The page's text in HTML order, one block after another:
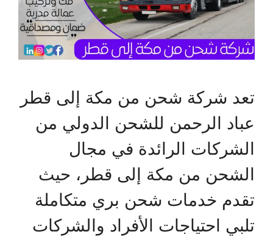
تعد شركة شحن من مكة إلى قطر
عباد الرحمن للشحن الدولي من
الشركات الرائدة في مجال
الشحن من مكة إلى قطر، حيث
تقدم خدمات شحن بري متكاملة
تلبي احتياجات الأفراد والشركات